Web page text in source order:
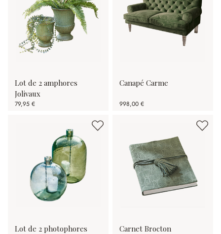
Lot de 2 amphores
Jolivaux
79,95 €
Canapé Carme
998,00 €
Lot de 2 photophores
Carnet Brocton